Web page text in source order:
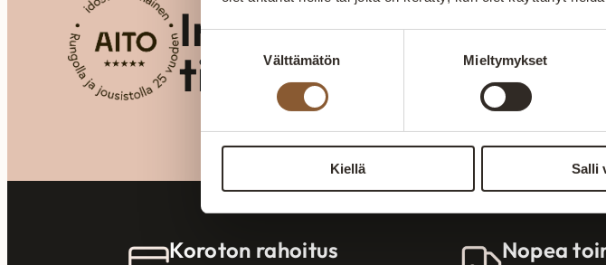
valinta
Välttämätön Mieltymykset
Kiellä Salli
Inspiraatiota
tilaratkaisuihin
Koroton rahoitus Nopea